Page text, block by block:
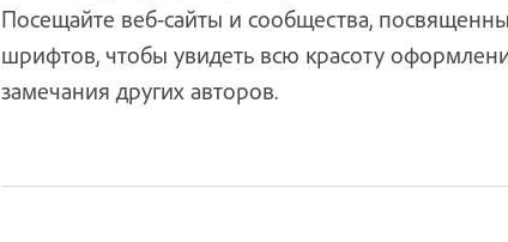
Посещайте веб-сайты и сообщества,
шрифтов, чтобы увидеть всю красоту
замечания других авторов.